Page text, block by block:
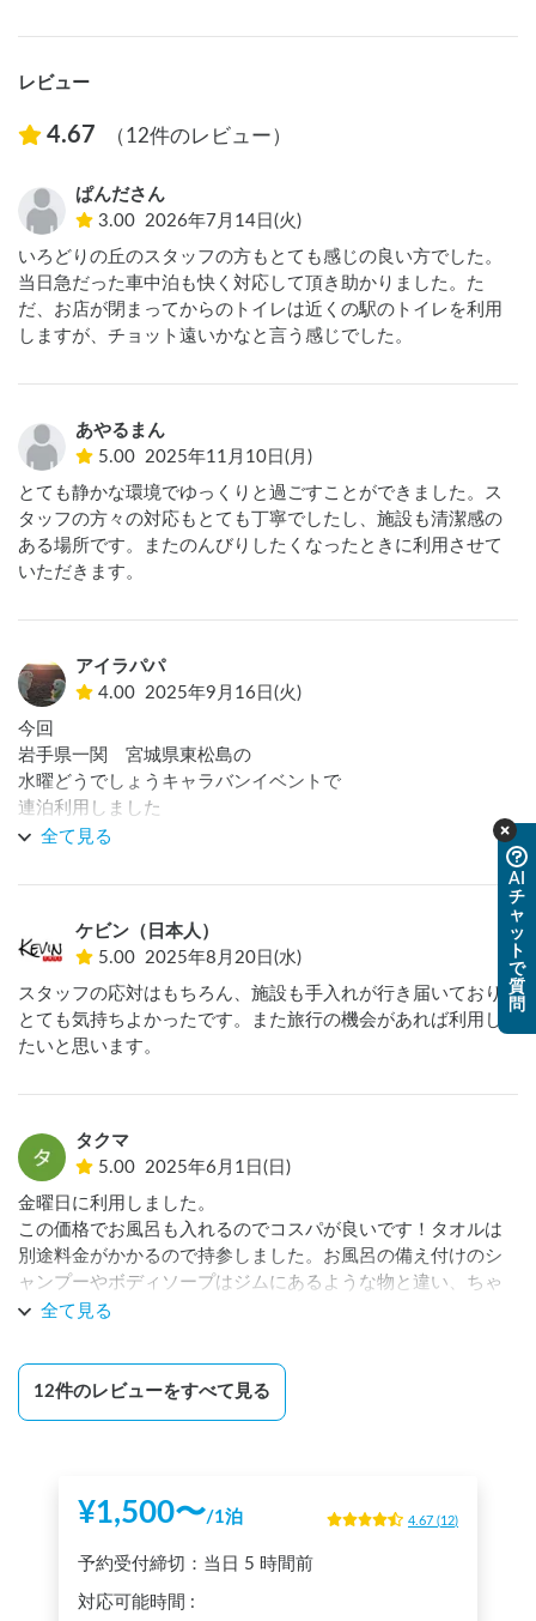
レビュー
4.67 （12件のレビュー）
ぱんださん
3.00 2026年7月14日(火)
いろどりの丘のスタッフの方もとても感じの良い方でした。
当日急だった車中泊も快く対応して頂き助かりました。た
だ、お店が閉まってからのトイレは近くの駅のトイレを利用
しますが、チョット遠いかなと言う感じでした。
あやるまん
5.00 2025年11月10日(月)
とても静かな環境でゆっくりと過ごすことができました。ス
タッフの方々の対応もとても丁寧でしたし、施設も清潔感の
ある場所です。またのんびりしたくなったときに利用させて
いただきます。
アイラパパ
4.00 2025年9月16日(火)
今回
岩手県一関　宮城県東松島の
水曜どうでしょうキャラバンイベントで
連泊利用しました
スタッフ皆様親切で気持ち良く利用できました　運転手１人
ただ１つだけ残念なのが夜間のトイレです
歩いて500メートルの東名駅のトイレ利用でした　静かな住宅
街を歩いて街灯も暗めなので少し怖かったです笑　洋式のト
イレでウォッシュ機能は無かったです
トイレットペーパーは持って行く方が良いです無い時が多い
ので　車に最低限
浴場は2日共に１人の貸切状態でした
あったので2時間しました
全て見る
ケビン（日本人）
5.00 2025年8月20日(水)
スタッフの応対はもちろん、施設も手入れが行き届いており
とても気持ちよかったです。また旅行の機会があれば利用し
たいと思います。
タクマ
5.00 2025年6月1日(日)
金曜日に利用しました。
この価格でお風呂も入れるのでコスパが良いです！タオルは
別途料金がかかるので持参しました。お風呂の備え付けのシ
ャンプーやボディソープはジムにあるような物と違い、ちゃ
んとした物でした！ドライヤーもあるのでAC電源は使わずに
朝は8時半まで施設利用が出来ないので、朝が早い場合は身支
度とトイレに困ります。
宿泊者がいないと前の日の19時から半日以上施設を利用出来
全て見る
12件のレビューをすべて見る
¥1,500〜/1泊 4.67 (12)
予約受付締切： 当日 5 時間前
対応可能時間 :
AI
チ
ャ
ッ
ト
で
質
問